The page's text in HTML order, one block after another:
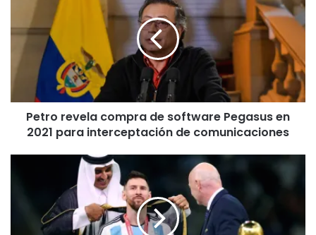
de
software
Pegasus
para
interceptación
Petro revela compra de software Pegasus en
2021 para interceptación de comunicaciones